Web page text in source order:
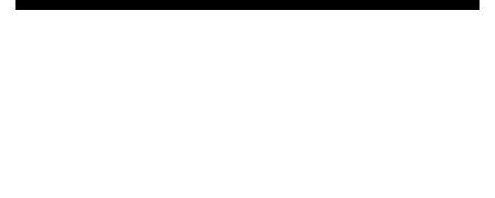
JAVIER DIAZ FORMOSO